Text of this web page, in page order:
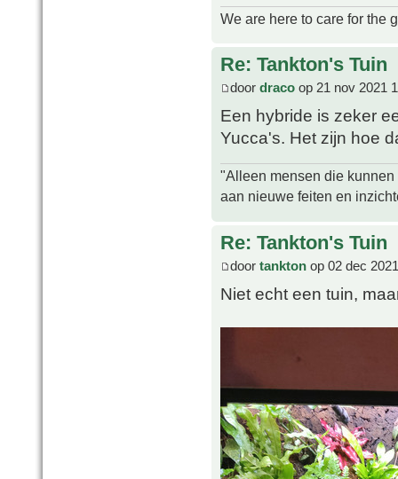
We are here to care for the
Re: Tankton's Tuin
door draco op 21 nov 2021
Een hybride is zeker
Yucca's. Het zijn hoe
"Alleen mensen die
aan nieuwe feiten en
Re: Tankton's Tuin
door tankton op 02 dec
Niet echt een tuin,